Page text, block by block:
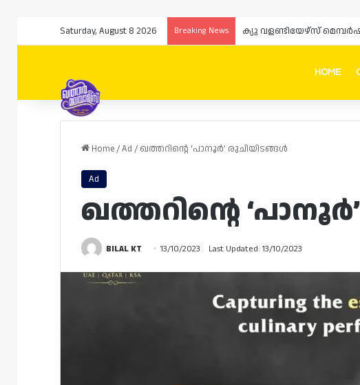
Saturday, August 8 2026 Breaking News
HOME
Home/Ad / ഖത്തറിന്റെ ‘പാനൂർ’ രുചിയിടങ്ങൾ
Ad
ഖത്തറിന്റെ
BILAL KT 13/10/2023 Last Updated: 13/10/2023